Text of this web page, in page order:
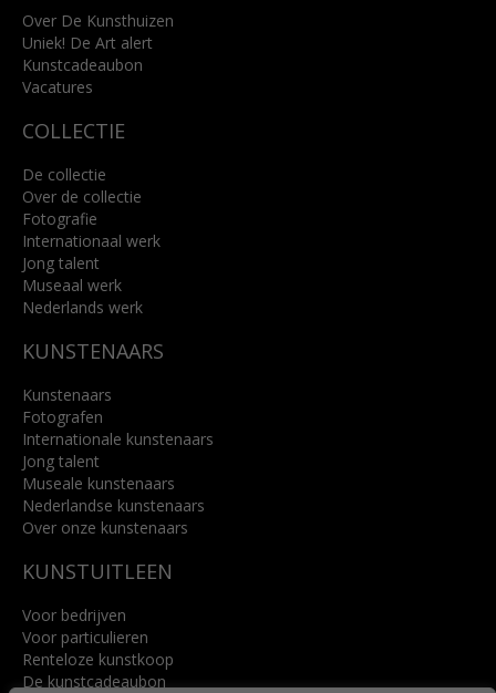
info@kunsthuisbreda.nl
Lees meer
Over De Kunsthuizen
Uniek! De Art alert
Kunstcadeaubon
Vacatures
COLLECTIE
De collectie
Over de collectie
Fotografie
Internationaal werk
Jong talent
Museaal werk
Nederlands werk
KUNSTENAARS
Kunstenaars
Fotografen
Internationale kunstenaars
Jong talent
Museale kunstenaars
Nederlandse kunstenaars
Over onze kunstenaars
KUNSTUITLEEN
Voor bedrijven
Voor particulieren
Renteloze kunstkoop
De kunstcadeaubon